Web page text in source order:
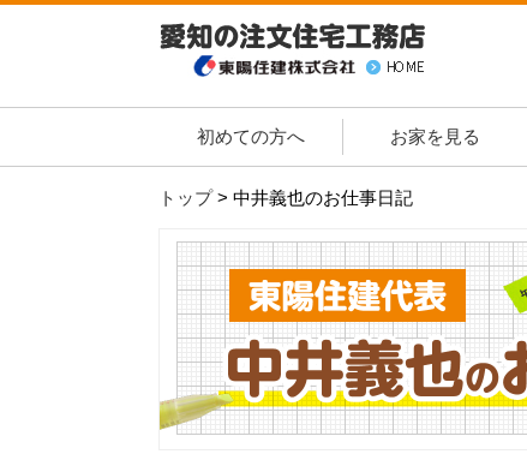
初めての方へ お家を見る
トップ> 中井義也のお仕事日記